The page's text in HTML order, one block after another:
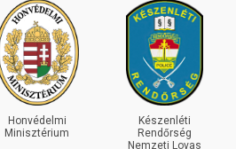
Készenléti
Rendőrség
INEOS
GRENADIER